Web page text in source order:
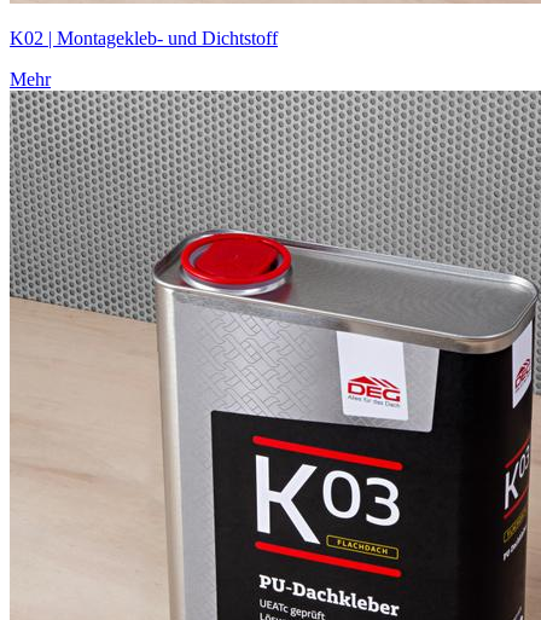
K02 | Montagekleb- und Dichtstoff
Mehr